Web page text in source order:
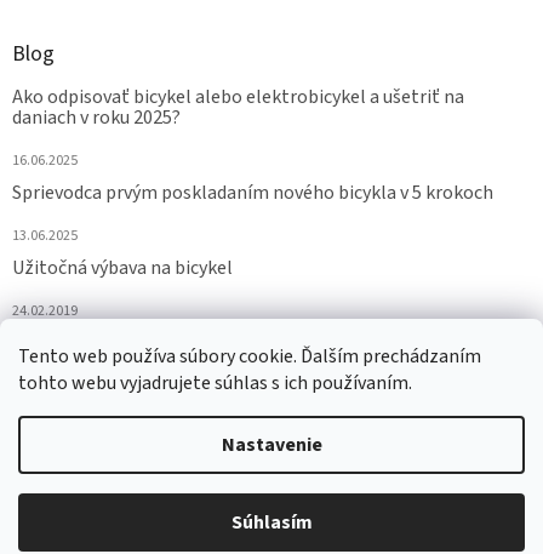
Tento web používa súbory cookie. Ďalším prechádzaním
tohto webu vyjadrujete súhlas s ich používaním.
Nastavenie
Súhlasím
Blog
Ako odpisovať bicykel alebo elektrobicykel a ušetriť na
daniach v roku 2025?
16.06.2025
Sprievodca prvým poskladaním nového bicykla v 5 krokoch
13.06.2025
Užitočná výbava na bicykel
24.02.2019
ARCHÍV
Vytvoril Shoptet
eurobike.sk. Všetky práva vyhradené.